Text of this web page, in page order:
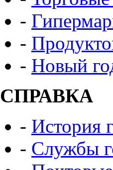
-
-
- Новый
СПРАВКА
- История
- Службы